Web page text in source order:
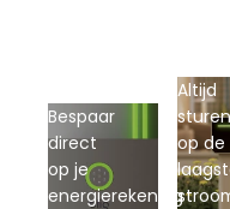
Bespaar
direct
op je
energierekening
Altijd
sturen
op de